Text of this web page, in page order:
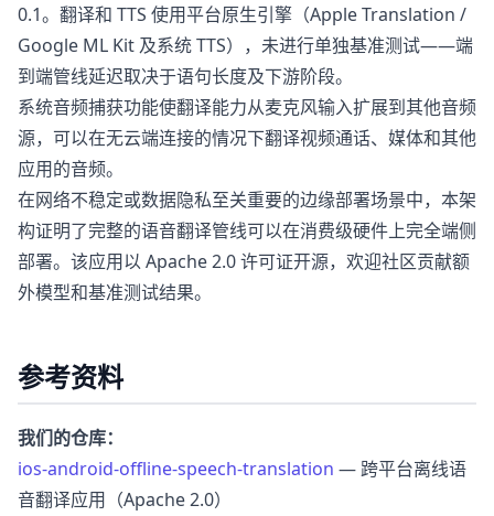
0.1。翻译和 TTS 使用平台原生引擎（Apple Translation /
Google ML Kit 及系统 TTS），未进行单独基准测试——端
到端管线延迟取决于语句长度及下游阶段。
系统音频捕获功能使翻译能力从麦克风输入扩展到其他音频
源，可以在无云端连接的情况下翻译视频通话、媒体和其他
应用的音频。
在网络不稳定或数据隐私至关重要的边缘部署场景中，本架
构证明了完整的语音翻译管线可以在消费级硬件上完全端侧
部署。该应用以 Apache 2.0 许可证开源，欢迎社区贡献额
外模型和基准测试结果。
参考资料
我们的仓库：
ios-android-offline-speech-translation — 跨平台离线语
音翻译应用（Apache 2.0）